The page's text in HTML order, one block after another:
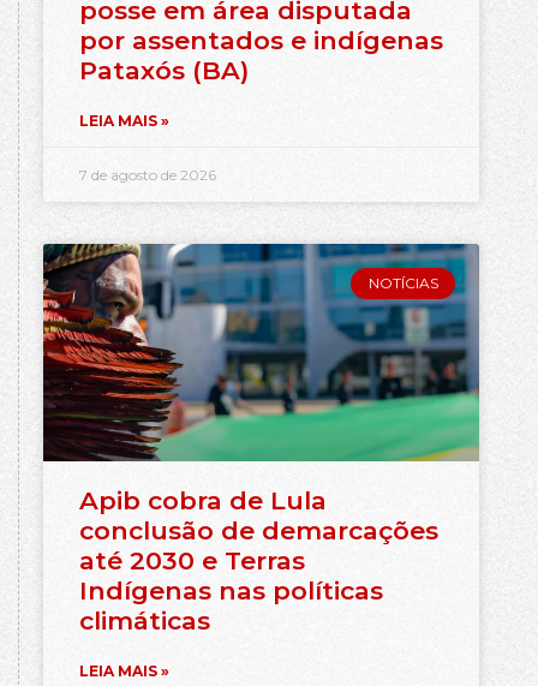
posse em área disputada
por assentados e indígenas
Pataxós (BA)
LEIA MAIS »
7 de agosto de 2026
NOTÍCIAS
Apib cobra de Lula
conclusão de demarcações
até 2030 e Terras
Indígenas nas políticas
climáticas
LEIA MAIS »